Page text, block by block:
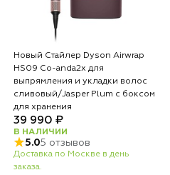
Новый Стайлер Dyson Airwrap
HS09 Co-anda2x для
выпрямления и укладки волос
сливовый/Jasper Plum с боксом
для хранения
39 990 ₽
В НАЛИЧИИ
5.05 отзывов
Доставка по Москве в день
заказа.